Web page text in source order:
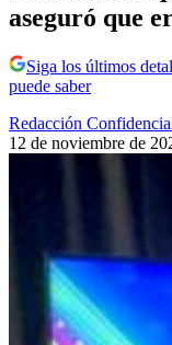
aseguró que
Siga los últimos
puede saber
Redacción
12 de noviembre de